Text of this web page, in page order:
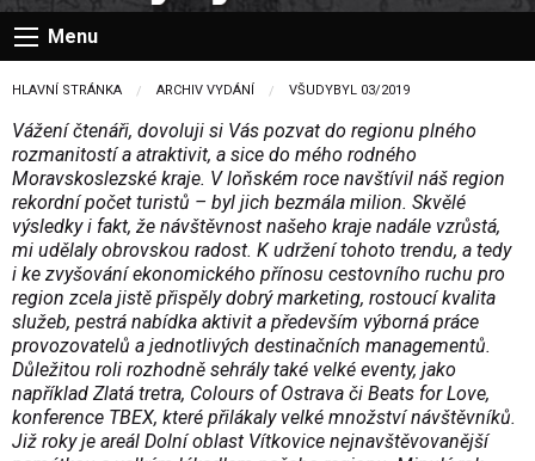
Menu
HLAVNÍ STRÁNKA ARCHIV VYDÁNÍ VŠUDYBYL 03/2019
Vážení čtenáři, dovoluji si Vás pozvat do regionu plného
rozmanitostí a atraktivit, a sice do mého rodného
Moravskoslezské kraje. V loňském roce navštívil náš region
rekordní počet turistů – byl jich bezmála milion. Skvělé
výsledky i fakt, že návštěvnost našeho kraje nadále vzrůstá,
mi udělaly obrovskou radost. K udržení tohoto trendu, a tedy
i ke zvyšování ekonomického přínosu cestovního ruchu pro
region zcela jistě přispěly dobrý marketing, rostoucí kvalita
služeb, pestrá nabídka aktivit a především výborná práce
provozovatelů a jednotlivých destinačních managementů.
Důležitou roli rozhodně sehrály také velké eventy, jako
například Zlatá tretra, Colours of Ostrava či Beats for Love,
konference TBEX, které přilákaly velké množství návštěvníků.
Již roky je areál Dolní oblast Vítkovice nejnavštěvovanější